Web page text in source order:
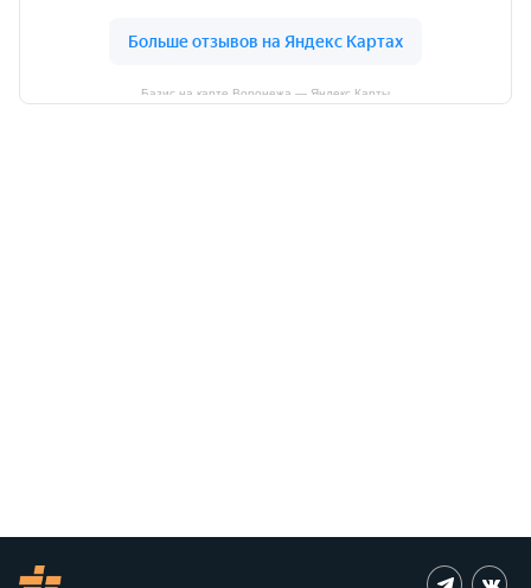
Базис на карте Воронежа — Яндекс Карты